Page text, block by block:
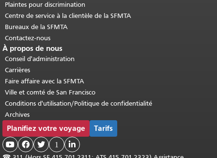
Plaintes pour discrimination
Centre de service à la clientèle de la SFMTA
Bureaux de la SFMTA
Contactez-nous
À propos de nous
Conseil d'administration
Carrières
Faire affaire avec la SFMTA
Ville et comté de San Francisco
Conditions d'utilisation/Politique de confidentialité
Archives
Planifiez votre voyage Tarifs
   1 